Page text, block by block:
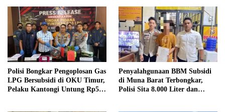
Polisi Bongkar Pengoplosan Gas
LPG Bersubsidi di OKU Timur,
Pelaku Kantongi Untung Rp50
Penyalahgunaan BBM Subsidi
di Muna Barat Terbongkar,
Polisi Sita 8.000 Liter dan